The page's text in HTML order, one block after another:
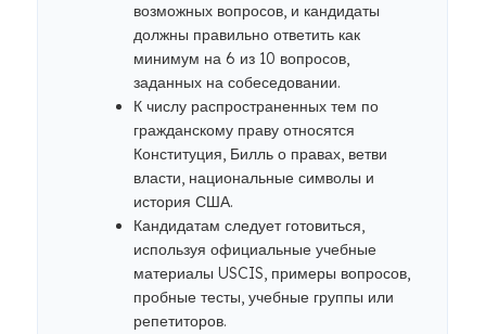
возможных вопросов, и кандидаты
должны правильно ответить как
минимум на 6 из 10 вопросов,
заданных на собеседовании.
К числу распространенных тем по
гражданскому праву относятся
Конституция, Билль о правах, ветви
власти, национальные символы и
история США.
Кандидатам следует готовиться,
используя официальные учебные
материалы USCIS, примеры вопросов,
пробные тесты, учебные группы или
репетиторов.